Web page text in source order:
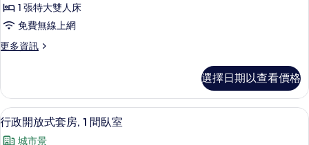
片
詳
情
特
大
雙
床,
城
市
景
1 張特大雙人床
免費無線上網
更多資訊
更
1
張
特
大
選擇日期以查看價格
顯
示
行政開放式套房, 1 間臥室 | 高級寢具
6
行政開放式套房, 1 間臥室
城市景